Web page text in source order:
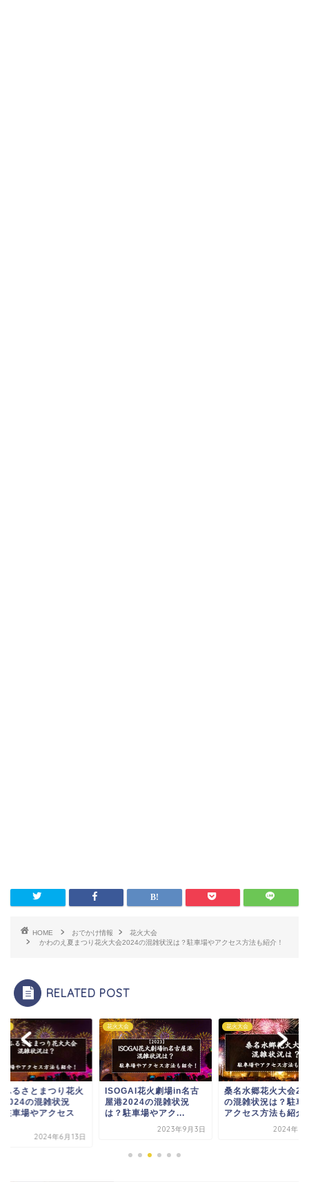
HOME おでかけ情報
花火大会
かわのえ夏まつり花火大会2024の混雑状況は？駐車場やアクセス方法も紹介！
RELATED POST
ふるさとまつり花火
2024の混雑状況
駐車場やアクセス
2024年6月13日
花火大会
ISOGAI花火劇場in名古
屋港2024の混雑状況
は？駐車場やアク...
2023年9月3日
花火大会
桑名水郷花火大会
の混雑状況は？駐車
アクセス方法も紹介
2024年6